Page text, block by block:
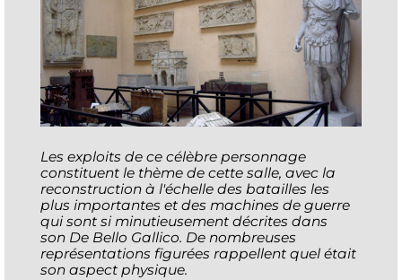
Les exploits de ce célèbre personnage
constituent le thème de cette salle, avec la
reconstruction à l'échelle des batailles les
plus importantes et des machines de guerre
qui sont si minutieusement décrites dans
son De Bello Gallico. De nombreuses
représentations figurées rappellent quel était
son aspect physique.